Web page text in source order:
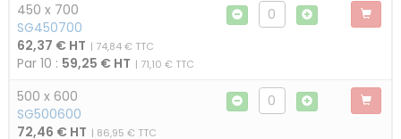
450 x 700
SG450700
62,37 € HT | 74,84 € TTC
Par 10 : 59,25 € HT | 71,10 € TTC
500 x 600
SG500600
72,46 € HT | 86,95 € TTC